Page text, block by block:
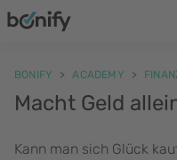
BONIFY ACADEMY
Macht Geld
Kann man sich Glück